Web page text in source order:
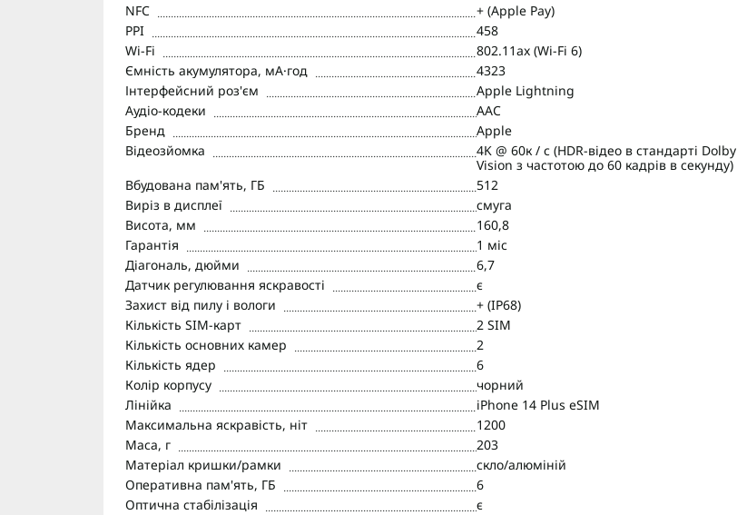
NFC
+ (Apple Pay)
PPI
458
Wi-Fi
802.11ax (Wi-Fi 6)
Ємність акумулятора, мА·год
4323
Інтерфейсний роз'єм
Apple Lightning
Аудіо-кодеки
AAC
Бренд
Apple
Відеозйомка
4K @ 60к / с (HDR-відео в стандарті Dolby
Vision з частотою до 60 кадрів в секунду)
Вбудована пам'ять, ГБ
512
Виріз в дисплеї
смуга
Висота, мм
160,8
Гарантія
1 міс
Діагональ, дюйми
6,7
Датчик регулювання яскравості
є
Захист від пилу і вологи
+ (IP68)
Кількість SIM-карт
2 SIM
Кількість основних камер
2
Кількість ядер
6
Колір корпусу
чорний
Лінійка
iPhone 14 Plus eSIM
Максимальна яскравість, ніт
1200
Маса, г
203
Матеріал кришки/рамки
скло/алюміній
Оперативна пам'ять, ГБ
6
Оптична стабілізація
є